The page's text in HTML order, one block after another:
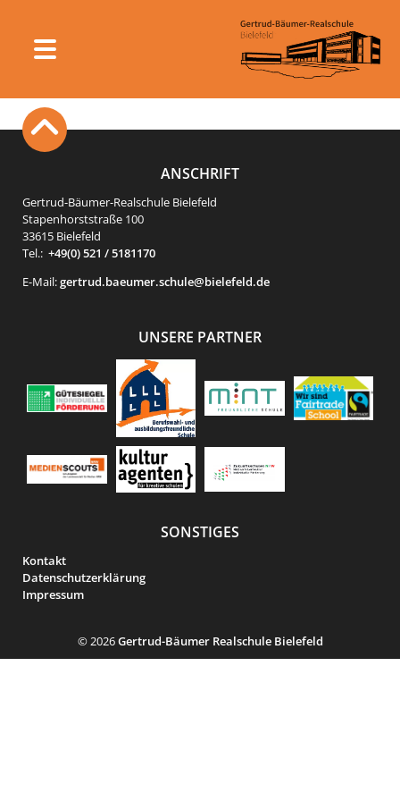
ANSCHRIFT
Gertrud-Bäumer-Realschule Bielefeld
Stapenhorststraße 100
33615 Bielefeld
Tel.: +49(0) 521 / 5181170
E-Mail:gertrud.baeumer.schule@bielefeld.de
UNSERE PARTNER
SONSTIGES
Kontakt
Datenschutzerklärung
Impressum
© 2026Gertrud-Bäumer Realschule Bielefeld